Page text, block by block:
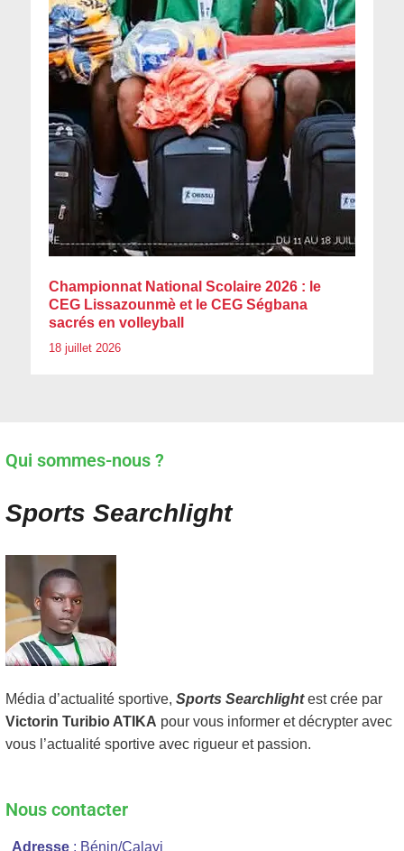
Championnat National Scolaire 2026 : le
CEG Lissazounmè et le CEG Ségbana
sacrés en volleyball
18 juillet 2026
Qui sommes-nous ?
Sports Searchlight
Média d’actualité sportive, Sports Searchlightest crée par
Victorin Turibio ATIKA pour vous informer et décrypter avec
vous l’actualité sportive avec rigueur et passion.
Nous contacter
Adresse : Bénin/Calavi